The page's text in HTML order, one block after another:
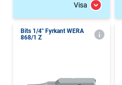
Visa
Bits 1/4" Fyrkant WERA
868/1 Z